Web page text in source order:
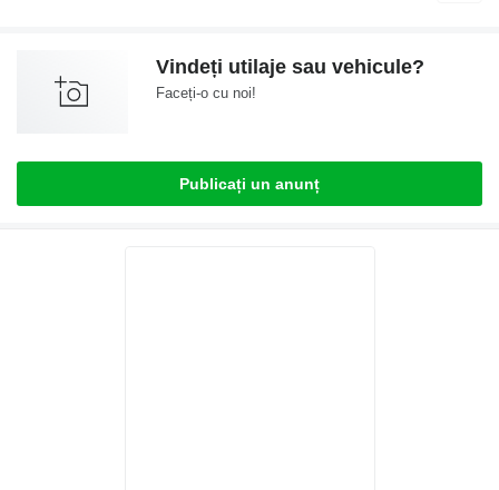
Vindeți utilaje sau vehicule?
Faceți-o cu noi!
Publicați un anunț